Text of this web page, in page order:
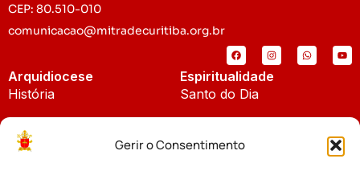
Gerir o Consentimento
CEP: 80.510-010
comunicacao@mitradecuritiba.org.br
Arquidiocese
História
Padroeira
Espiritualidade
Santo do Dia